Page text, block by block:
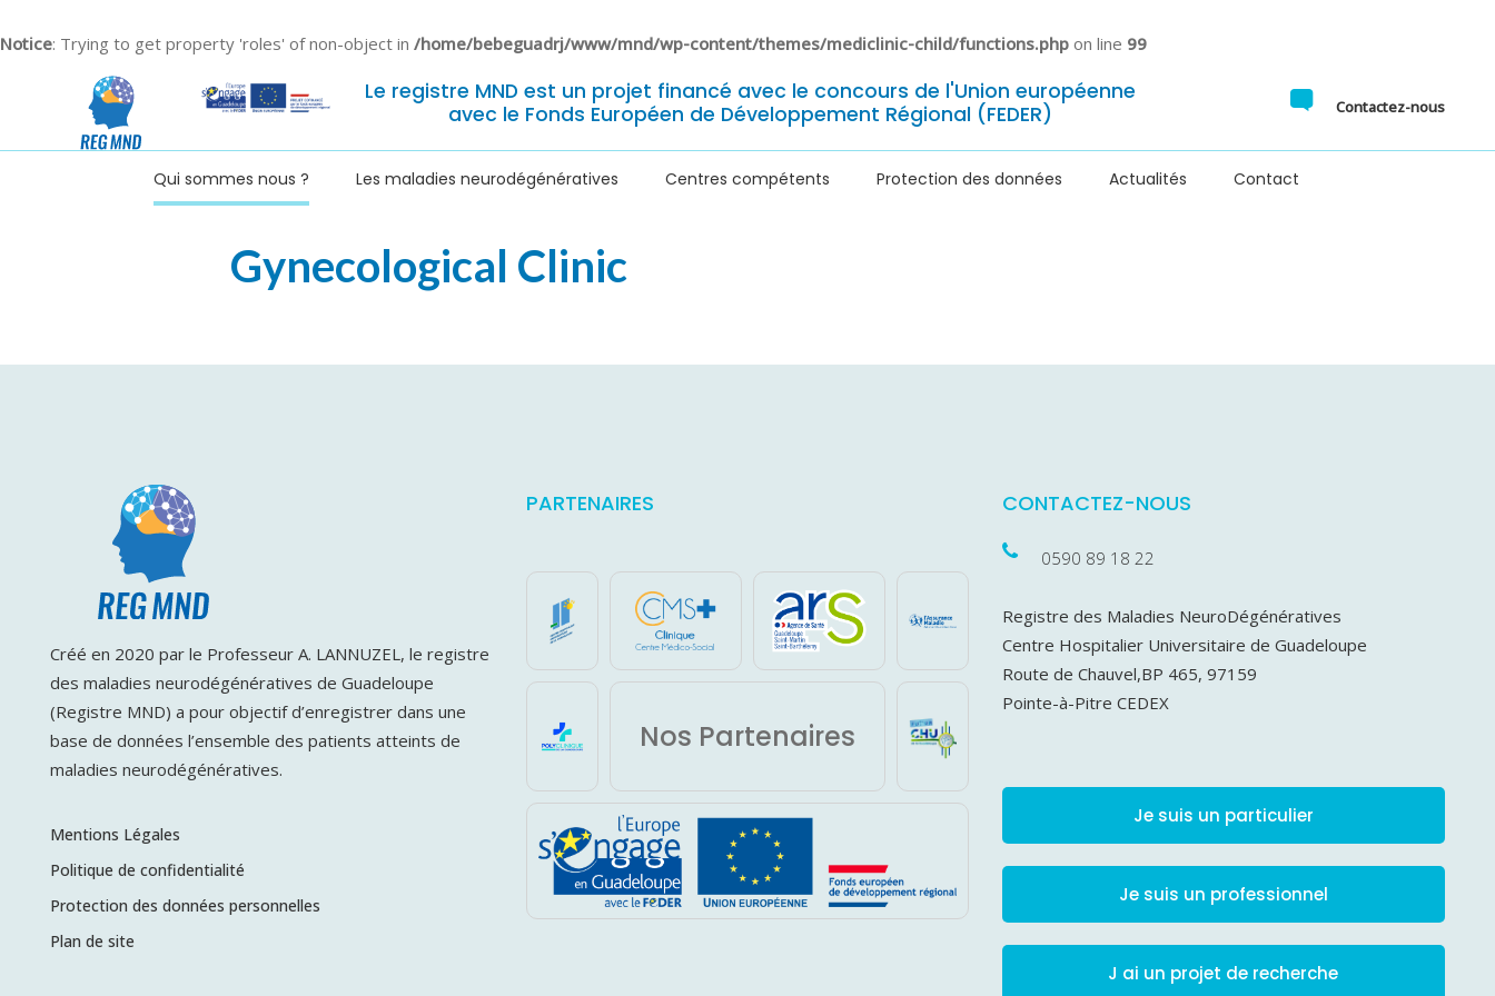
Notice: Trying to get property 'roles' of non-object in /home/bebeguadrj/www/mnd/wp-content/themes/mediclinic-child/functions.php on line 99
Le registre MND est un projet financé avec le concours de l'Union européenne
avec le Fonds Européen de Développement Régional (FEDER)
Contactez-nous
Qui sommes nous ? Les maladies neurodégénératives Centres compétents Protection des données Actualités Contact
Gynecological Clinic
Créé en 2020 par le Professeur A. LANNUZEL, le registre
des maladies neurodégénératives de Guadeloupe
(Registre MND) a pour objectif d’enregistrer dans une
base de données l’ensemble des patients atteints de
maladies neurodégénératives.
Mentions Légales
Politique de confidentialité
Protection des données personnelles
Plan de site
PARTENAIRES
Nos Partenaires
CONTACTEZ-NOUS
0590 89 18 22
Registre des Maladies NeuroDégénératives
Centre Hospitalier Universitaire de Guadeloupe
Route de Chauvel,BP 465, 97159
Pointe-à-Pitre CEDEX
Je suis un particulier
Je suis un professionnel
J ai un projet de recherche